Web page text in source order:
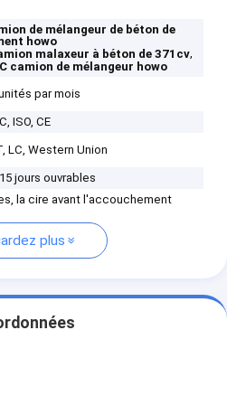
de mélangeur de béton de
howo
malaxeur à béton de 371cv,
camion de mélangeur howo
par mois
ISO, CE
LC, Western Union
jours ouvrables
la cire avant l'accouchement
plus